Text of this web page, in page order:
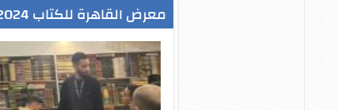
معرض القاهرة للكتاب 2024